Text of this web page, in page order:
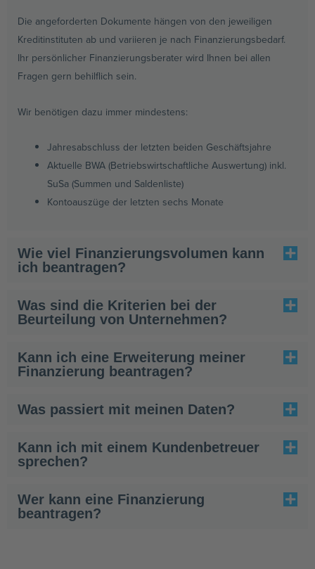
Die angeforderten Dokumente hängen von den jeweiligen
Kreditinstituten ab und variieren je nach Finanzierungsbedarf.
Ihr persönlicher Finanzierungsberater wird Ihnen bei allen
Fragen gern behilflich sein.
Wir benötigen dazu immer mindestens:
Jahresabschluss der letzten beiden Geschäftsjahre
Aktuelle BWA (Betriebswirtschaftliche Auswertung) inkl.
SuSa (Summen und Saldenliste)
Kontoauszüge der letzten sechs Monate
Wie viel Finanzierungsvolumen kann
ich beantragen?
Was sind die Kriterien bei der
Beurteilung von Unternehmen?
Kann ich eine Erweiterung meiner
Finanzierung beantragen?
Was passiert mit meinen Daten?
Kann ich mit einem Kundenbetreuer
sprechen?
Wer kann eine Finanzierung
beantragen?